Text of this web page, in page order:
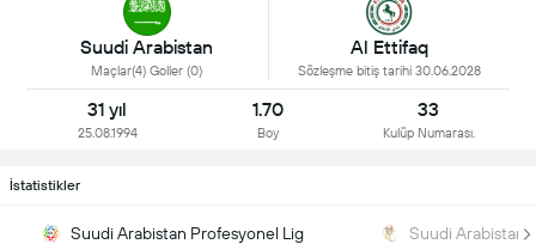
Suudi Arabistan
Maçlar(4) Goller (0)
Al Ettifaq
Sözleşme bitiş tarihi 30.06.2028
31 yıl
25.08.1994
1.70
Boy
33
Kulüp Numarası.
İstatistikler
Suudi Arabistan Profesyonel Lig Suudi Arabistan